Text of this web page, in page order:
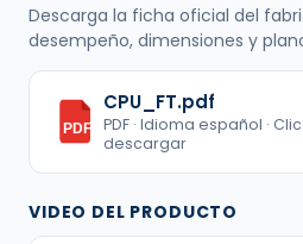
Descarga la ficha oficial del
desempeño, dimensiones y
PDF
CPU_FT.pdf
PDF · Idioma español ·
descargar
VIDEO DEL PRODUCTO